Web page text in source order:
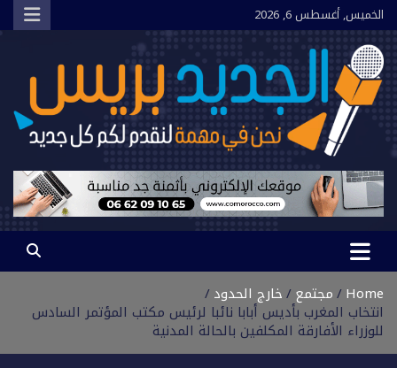
Skip
to
content
الخميس, أغسطس 6, 2026
الجديد بريس
نحن في مهمة لنقدم لكم كل جديد
Home مجتمع خارج الحدود
انتخاب المغرب بأديس أبابا نائبا لرئيس مكتب المؤتمر السادس
للوزراء الأفارقة المكلفين بالحالة المدنية